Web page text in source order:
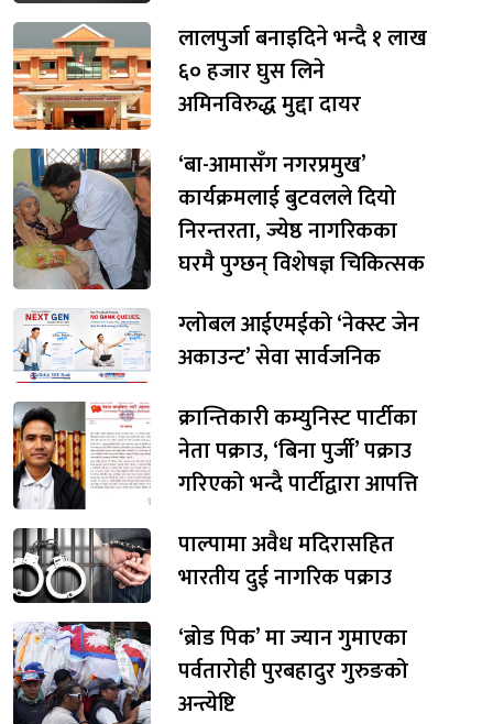
लालपुर्जा बनाइदिने भन्दै १ लाख
६० हजार घुस लिने
अमिनविरुद्ध मुद्दा दायर
‘बा-आमासँग नगरप्रमुख’
कार्यक्रमलाई बुटवलले दियो
निरन्तरता, ज्येष्ठ नागरिकका
घरमै पुग्छन् विशेषज्ञ चिकित्सक
ग्लोबल आईएमईको ‘नेक्स्ट जेन
अकाउन्ट’ सेवा सार्वजनिक
क्रान्तिकारी कम्युनिस्ट पार्टीका
नेता पक्राउ, ‘बिना पुर्जी’ पक्राउ
गरिएको भन्दै पार्टीद्वारा आपत्ति
पाल्पामा अवैध मदिरासहित
भारतीय दुई नागरिक पक्राउ
‘ब्रोड पिक’ मा ज्यान गुमाएका
पर्वतारोही पुरबहादुर गुरुङको
अन्त्येष्टि